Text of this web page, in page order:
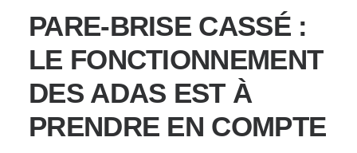
PARE-BRISE CASSÉ :
LE FONCTIONNEMENT
DES ADAS EST À
PRENDRE EN COMPTE